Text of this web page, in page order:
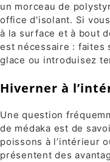
un morceau de
office d'isolant. Si
à la surface et à bout
est nécessaire : faites
glace ou introduisez
Hiverner à
Une question
de médaka est de
poissons à l’intérieur
présentent des